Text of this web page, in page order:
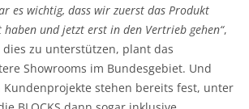
es wichtig, dass wir zuerst das Produkt
und jetzt erst in den Vertrieb gehen“,
zu unterstützen, plant das
Showrooms im Bundesgebiet. Und
Kundenprojekte stehen bereits fest, unter